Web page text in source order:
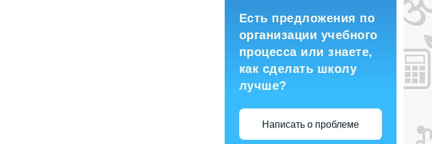
Есть предложения по
организации учебного
процесса или знаете,
как сделать школу
лучше?
Написать о проблеме